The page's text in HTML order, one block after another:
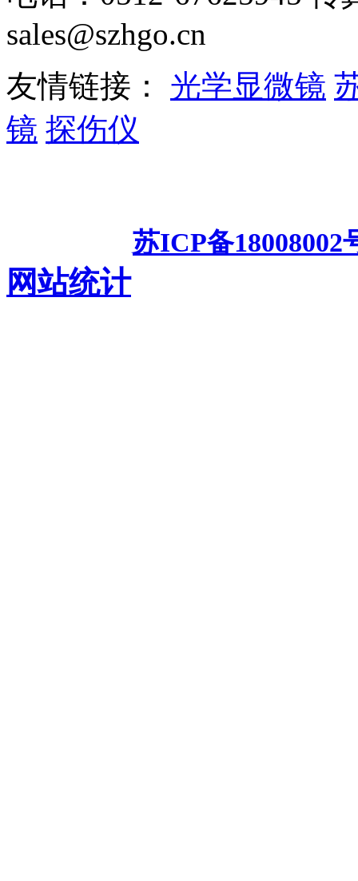
sales@szhgo.cn
友情链接： 光学显微镜
镜 探伤仪
苏ICP备18008002
网站统计